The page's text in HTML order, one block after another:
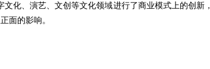
化、演艺、文创等文化领域进行了商业模式上的创新，
面的影响。